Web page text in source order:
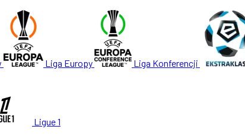
Liga Europy Liga Konferencji
Ligue 1